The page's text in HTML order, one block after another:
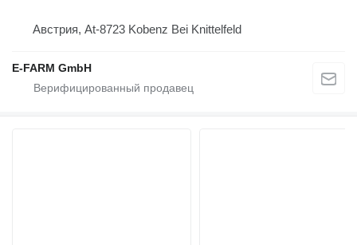
Австрия, At-8723 Kobenz Bei Knittelfeld
E-FARM GmbH